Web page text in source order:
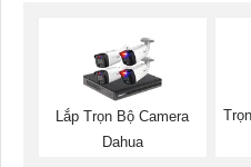
Lắp Trọn Bộ Camera
Dahua